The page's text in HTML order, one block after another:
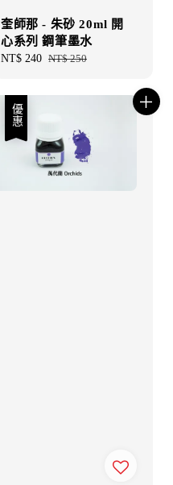
奎師那 - 朱砂 20ml 開
心系列 鋼筆墨水
Sale
NT$ 240 Regular
NT$ 250
優惠